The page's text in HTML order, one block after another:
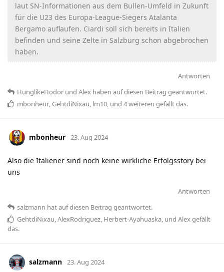
laut SN-Informationen aus dem Bullen-Umfeld in Zukunft
für die U23 des Europa-League-Siegers Atalanta
Bergamo auflaufen. Ciardi soll sich bereits in Italien
befinden und seine Zelte in Salzburg schon abgebrochen
haben.
Antworten
HunglikeHodor und Alex haben auf diesen Beitrag geantwortet.
mbonheur, GehtdiNixau, lm10, und 4weiteren gefällt das.
mbonheur 23. Aug 2024
Also die Italiener sind noch keine wirkliche Erfolgsstory bei
uns
Antworten
salzmann hatauf diesen Beitrag geantwortet.
GehtdiNixau,AlexRodriguez, Herbert-Ayahuaska, und Alexgefällt
das.
salzmann 23. Aug 2024